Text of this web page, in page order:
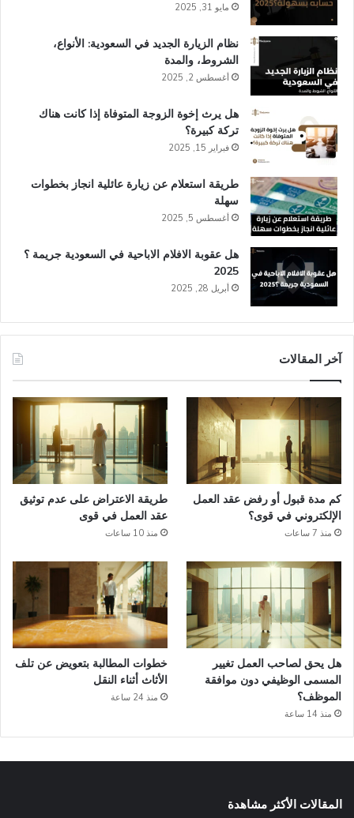
مايو 31, 2025
نظام الزيارة الجديد في السعودية: الأنواع،
الشروط، والمدة
أغسطس 2, 2025
هل يرث إخوة الزوجة المتوفاة إذا كانت هناك
تركة كبيرة؟
فبراير 15, 2025
طريقة استعلام عن زيارة عائلية انجاز​ بخطوات
سهلة
أغسطس 5, 2025
هل عقوبة الافلام الاباحية في السعودية​ جريمة ؟
2025
أبريل 28, 2025
آخر المقالات
كم مدة قبول أو رفض عقد العمل
الإلكتروني في قوى؟
منذ 7 ساعات
طريقة الاعتراض على عدم توثيق
عقد العمل في قوى
منذ 10 ساعات
هل يحق لصاحب العمل تغيير
المسمى الوظيفي دون موافقة
الموظف؟
منذ 14 ساعة
خطوات المطالبة بتعويض عن تلف
الأثاث أثناء النقل
منذ 24 ساعة
المقالات الأكثر مشاهدة